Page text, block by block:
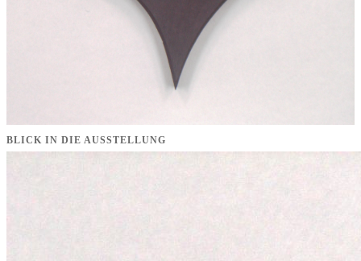
BLICK IN DIE AUSSTELLUNG